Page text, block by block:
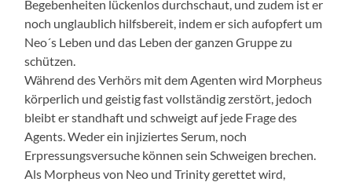
Begebenheiten lückenlos durchschaut, und zudem ist er
noch unglaublich hilfsbereit, indem er sich aufopfert um
Neo´s Leben und das Leben der ganzen Gruppe zu
schützen.
Während des Verhörs mit dem Agenten wird Morpheus
körperlich und geistig fast vollständig zerstört, jedoch
bleibt er standhaft und schweigt auf jede Frage des
Agents. Weder ein injiziertes Serum, noch
Erpressungsversuche können sein Schweigen brechen.
Als Morpheus von Neo und Trinity gerettet wird,